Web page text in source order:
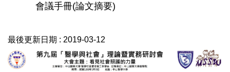
會議手冊(論文摘要)
最後更新日期 : 2019-03-12